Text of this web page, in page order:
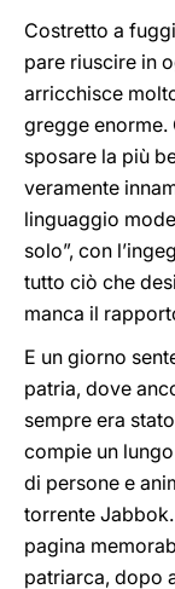
Costretto a
pare riuscire in
arricchisce
gregge enorme.
sposare la più
veramente
linguaggio
solo”, con
tutto ciò che
manca il
E un giorno
patria, dove
sempre era
compie un
di persone e
torrente
pagina
patriarca, dopo